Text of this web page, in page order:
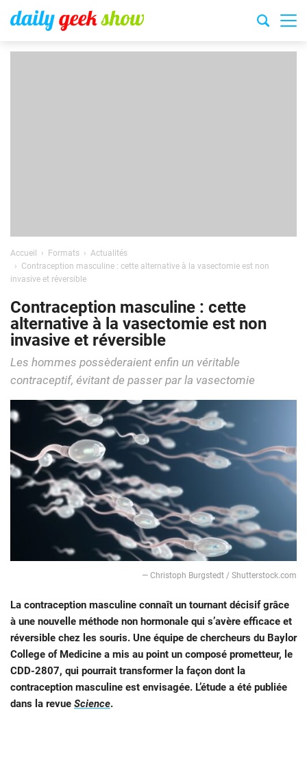
Accueil Formats
Actualités
Contraception masculine : cette alternative à la vasectomie est non
invasive et réversible
Contraception masculine : cette
alternative à la vasectomie est non
invasive et réversible
Les hommes possèderaient enfin un véritable
contraceptif, évitant de passer par la vasectomie
— Christoph Burgstedt / Shutterstock.com
La contraception masculine connaît un tournant décisif grâce
à une nouvelle méthode non hormonale qui s’avère efficace et
réversible chez les souris. Une équipe de chercheurs du Baylor
College of Medicine a mis au point un composé prometteur, le
CDD-2807, qui pourrait transformer la façon dont la
contraception masculine est envisagée. L’étude a été publiée
dans la revue Science.